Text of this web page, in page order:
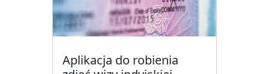
Aplikacja do robienia